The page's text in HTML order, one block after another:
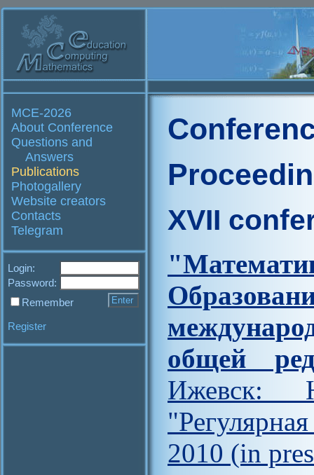
MCE-2026
About Conference
Questions and
Answers
Publications
Photogallery
Website creators
Contacts
Telegram
Login:
Password:
Remember
Register
XVII
общей
Ижевск:
2010 (in